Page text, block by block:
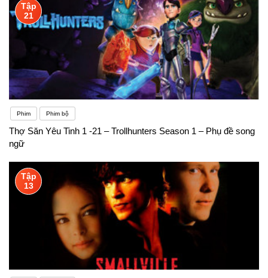
Tập
21
Phim Phim bộ
Thợ Săn Yêu Tinh 1 -21 – Trollhunters Season 1 – Phụ đề song
ngữ
Tập
13